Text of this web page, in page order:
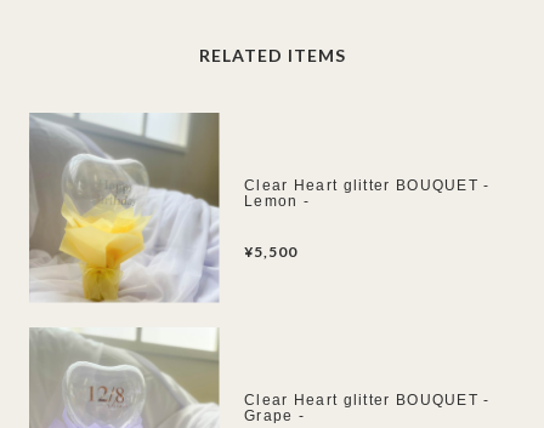
RELATED ITEMS
Clear Heart glitter BOUQUET -
Lemon -
¥5,500
Clear Heart glitter BOUQUET -
Grape -